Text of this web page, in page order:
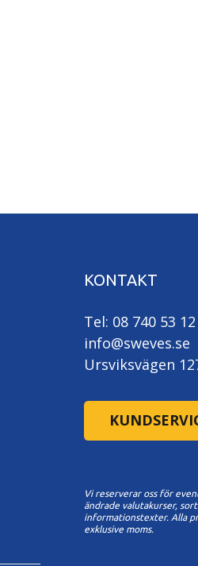
KONTAKT
Tel: 08 740 53 12
info@sweves.se
Ursviksvägen
Vi reserverar oss för
ändrade valutakurser,
informationstexter. Alla
exklusive moms.